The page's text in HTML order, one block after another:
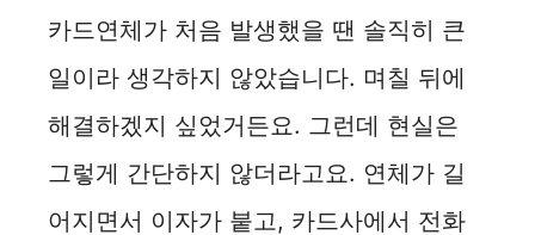
카드연체가 처음 발생했을 땐 솔직히 큰
일이라 생각하지 않았습니다. 며칠 뒤에
해결하겠지 싶었거든요. 그런데 현실은
그렇게 간단하지 않더라고요. 연체가 길
어지면서 이자가 붙고, 카드사에서 전화